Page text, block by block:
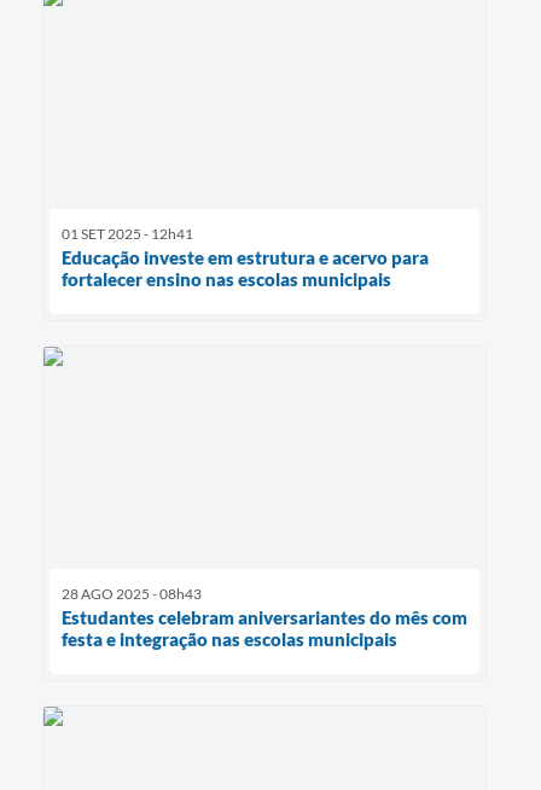
01 SET 2025 - 12h41
Educação investe em estrutura e acervo para
fortalecer ensino nas escolas municipais
28 AGO 2025 - 08h43
Estudantes celebram aniversariantes do mês com
festa e integração nas escolas municipais